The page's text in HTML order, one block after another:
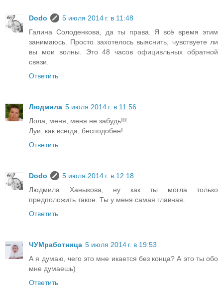
Dodo
5 июля 2014 г. в 11:48
Галина Солоденкова, да ты права. Я всё время этим
занимаюсь. Просто захотелось выяснить, чувствуете ли
вы мои волны. Это 48 часов официвльных обратной
связи.
Ответить
Людмила 5 июля 2014 г. в 11:56
Лола, меня, меня не забудь!!!
Луи, как всегда, бесподобен!
Ответить
Dodo
5 июля 2014 г. в 12:18
Людмила Ханыкова, ну как ты могла только
предположить такое. Ты у меня самая главная.
Ответить
ЧУМработница 5 июля 2014 г. в 19:53
А я думаю, чего это мне икается без конца? А это ты обо
мне думаешь)
Ответить